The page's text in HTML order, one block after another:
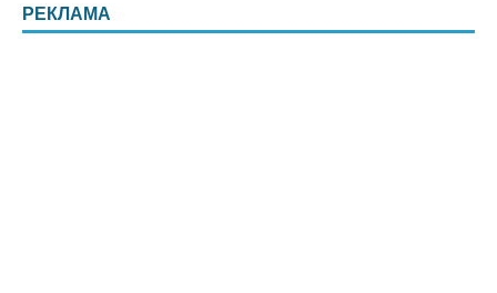
РЕКЛАМА